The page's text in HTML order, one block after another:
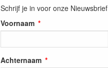
Schrijf je in voor onze Nieuwsbrief
Voornaam
Achternaam